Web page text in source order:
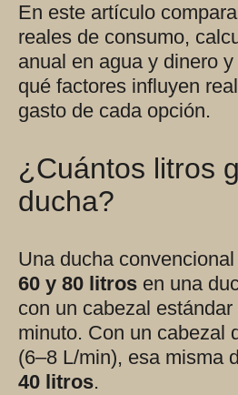
En este artículo
reales de consumo,
anual en agua y dinero
qué factores influyen
gasto de cada opción.
¿Cuántos litros
ducha?
Una ducha
60 y 80 litros en una
con un cabezal
minuto. Con un cabezal
(6–8 L/min), esa misma
40 litros.